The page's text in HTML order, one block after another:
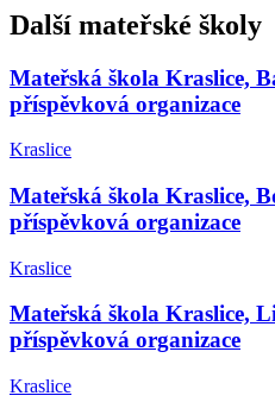
Další mateřské školy
Mateřská škola Kraslice,
příspěvková organizace
Kraslice
Mateřská škola Kraslice,
příspěvková organizace
Kraslice
Mateřská škola Kraslice,
příspěvková organizace
Kraslice